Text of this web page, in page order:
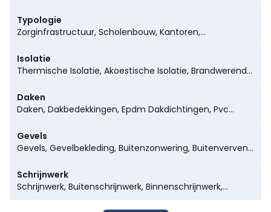
Bouw
Typologie
Zorginfrastructuur, Scholenbouw, Kantoren,
Sportinfrastructuur, Openbare Gebouwen, Openbare
Ruimte Infrastructuur, Retail & Winkels, Horeca
Isolatie
Thermische Isolatie, Akoestische Isolatie, Brandwerende
Spouwmuurisolatie, Binnenmuurisolatie, Vloerisolatie
Daken
Daken, Dakbedekkingen, Epdm Dakdichtingen, Pvc
Dakconstructies, Prefabdakelementen, Dakplaten,
Metalen Dakbedekking, Dakgoten, Dakdichting
Coatings, Dakdoorvoeren, Dakleien, Dakpannen, Houten
Dakconstructies
Gevels
Gevels, Gevelbekleding, Buitenzonwering, Buitenverven,
Schrijnwerk
Schrijnwerk, Buitenschrijnwerk, Binnenschrijnwerk,